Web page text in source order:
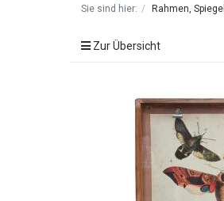
Sie sind hier: Rahmen, Spiegel
Zur Übersicht